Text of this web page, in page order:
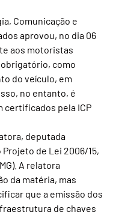
Comunicação e
aprovou, no dia 06
aos motoristas
como
do veículo, em
no entanto, é
certificados pela ICP
deputada
Projeto de Lei 2006/15,
A relatora
da matéria, mas
que a emissão dos
de chaves